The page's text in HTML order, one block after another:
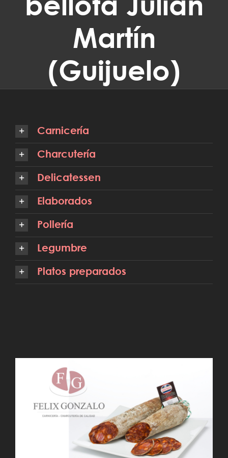
Martín
(Guijuelo)
Carnicería
Charcutería
Delicatessen
Elaborados
Pollería
Legumbre
Platos preparados